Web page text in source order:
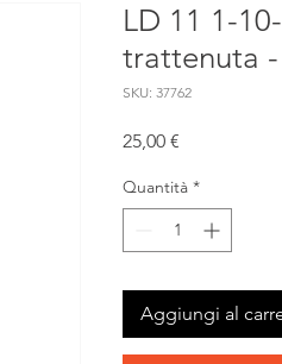
LD 11 1-
trattenuta -
SKU: 37762
25,00 €
Quantità *
Aggiungi al